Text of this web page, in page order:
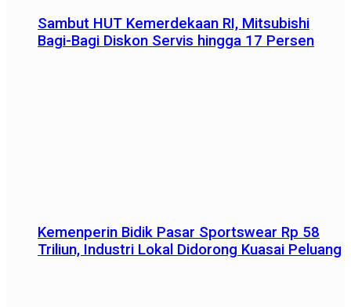
Sambut HUT Kemerdekaan RI, Mitsubishi
Bagi-Bagi Diskon Servis hingga 17 Persen
Kemenperin Bidik Pasar Sportswear Rp 58
Triliun, Industri Lokal Didorong Kuasai Peluang